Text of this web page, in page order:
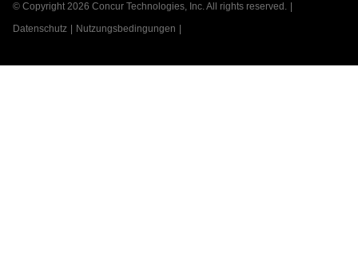
© Copyright 2026 Concur Technologies, Inc. All rights reserved.
Datenschutz
Nutzungsbedingungen